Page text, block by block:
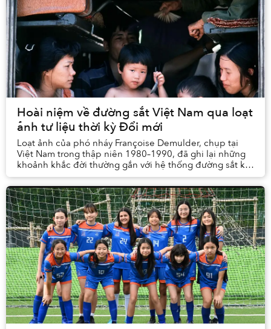
Hoài niệm về đường sắt Việt Nam qua loạt
ảnh tư liệu thời kỳ Đổi mới
Loạt ảnh của phó nháy Françoise Demulder, chụp tại
Việt Nam trong thập niên 1980–1990, đã ghi lại những
khoảnh khắc đời thường gắn với hệ thống đường sắt khi
đất nước bước vào thời kỳ Đổi mới.